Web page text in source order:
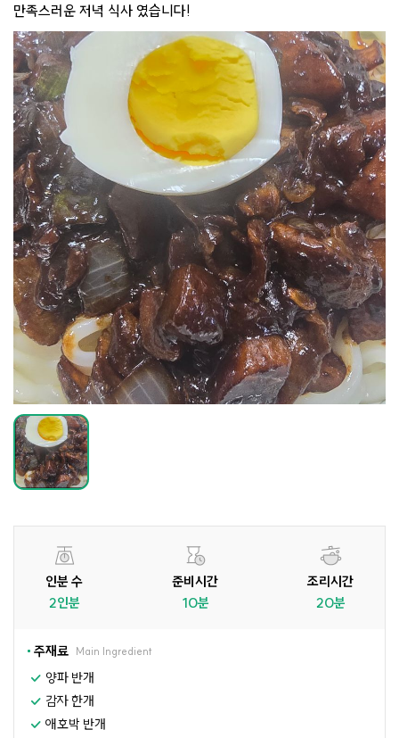
만족스러운 저녁 식사 였습니다!
인분 수
2인분
준비시간
10분
조리시간
20분
주재료 Main Ingredient
양파 반개
감자 한개
애호박 반개